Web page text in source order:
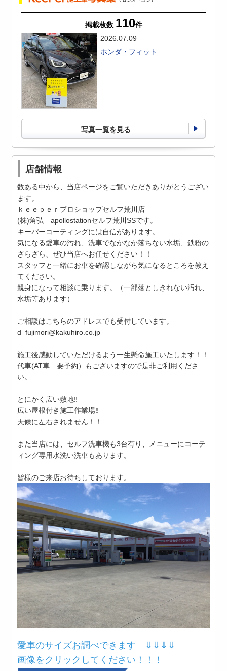
掲載枚数 110件
2026.07.09
ホンダ・フィット
写真一覧を見る
店舗情報
数ある中から、当店ページをご覧いただきありがとうござい
ます。
ｋｅｅｐｅｒプロショップセルフ荒川店
(株)角弘 apollostationセルフ荒川SSです。
キーパーコーティングには自信があります。
気になる愛車の汚れ、洗車でなかなか落ちない水垢、鉄粉の
ざらざら、ぜひ当店へお任せください！！
スタッフと一緒にお車を確認しながら気になるところを教え
てください。
親身になって相談に乗ります。（一部落としきれない汚れ、
水垢等あります）
ご相談はこちらのアドレスでも受付しています。
d_fujimori@kakuhiro.co.jp
施工後感動していただけるよう一生懸命施工いたします！！
代車(AT車 要予約）もございますので是非ご利用くださ
い。
とにかく広い敷地‼
広い屋根付き施工作業場‼
天候に左右されません！！
また当店には、セルフ洗車機も3台有り、メニューにコーテ
ィング専用水洗い洗車もあります。
皆様のご来店お待ちしております。
愛車のサイズお調べできます ⇓⇓⇓⇓
画像をクリックしてください！！！